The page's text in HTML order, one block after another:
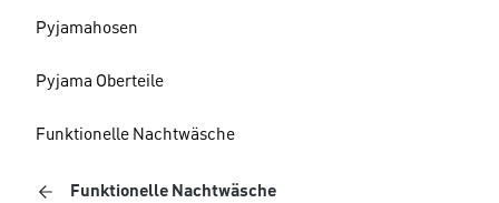
Pyjamahosen
Pyjama Oberteile
Funktionelle Nachtwäsche
Funktionelle Nachtwäsche